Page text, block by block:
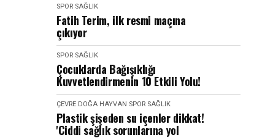
SPOR SAĞLIK
Fatih Terim, ilk resmi maçına
çıkıyor
SPOR SAĞLIK
Çocuklarda Bağışıklığı
Kuvvetlendirmenin 10 Etkili Yolu!
ÇEVRE DOĞA HAYVAN SPOR SAĞLIK
Plastik şişeden su içenler dikkat!
'Ciddi sağlık sorunlarına yol